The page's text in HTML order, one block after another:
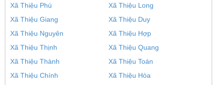
Xã Thiệu Phú
Xã Thiệu Long
Xã Thiệu Giang
Xã Thiệu Duy
Xã Thiệu Nguyên
Xã Thiệu Hợp
Xã Thiệu Thịnh
Xã Thiệu Quang
Xã Thiệu Thành
Xã Thiệu Toán
Xã Thiệu Chính
Xã Thiệu Hòa